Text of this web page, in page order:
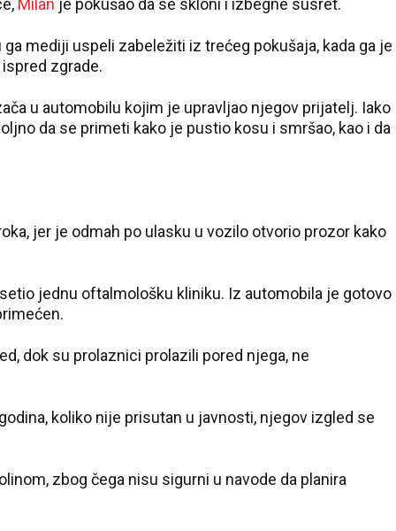
Milan je pokušao da se skloni i izbegne susret.
mediji uspeli zabeležiti iz trećeg pokušaja, kada ga je
zgrade.
u automobilu kojim je upravljao njegov prijatelj. Iako
da se primeti kako je pustio kosu i smršao, kao i da
jer je odmah po ulasku u vozilo otvorio prozor kako
jednu oftalmološku kliniku. Iz automobila je gotovo
dok su prolaznici prolazili pored njega, ne
koliko nije prisutan u javnosti, njegov izgled se
zbog čega nisu sigurni u navode da planira